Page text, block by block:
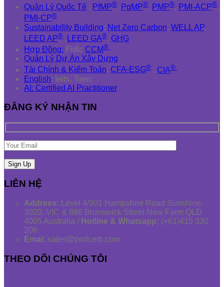
Quản Lý Quốc Tế : PfMP®, PgMP®, PMP®, PMI-ACP®,
PMI-CP®
Sustainability Building: Net Zero Carbon, WELL AP,
LEED AP® , LEED GA®, GHG
Hợp Đồng: Fidic CCM®
Quản Lý Dự Án Xây Dựng
Tài Chính & Kiểm Toán: CFA-ESG® , CIA®
English: Ielts, Toeic
AI: Certified AI Practitioner
ĐĂNG KÝ NHẬN TIN
LIÊN HỆ
Address: Level 4/301 Hampshire Road Sunshine,
3020, VIC & 888 Brunswick Street New Farm QLD
4005 Australia / Hotline & Whatsapp: (+61)415 330
206
Emai: sales@profcerti.com
THEO DÕI CHÚNG TÔI